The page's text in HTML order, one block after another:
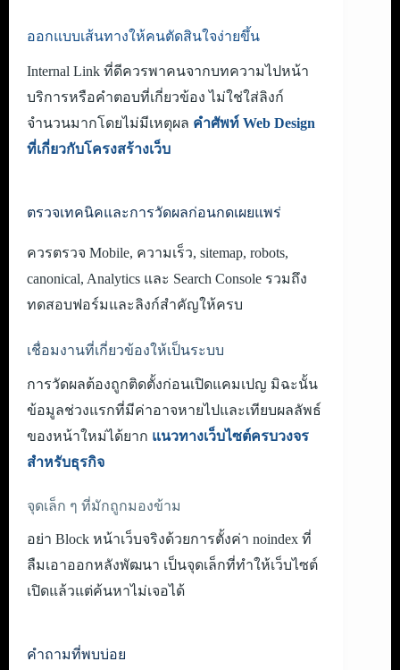
ออกแบบเส้นทางให้คนตัดสินใจง่ายขึ้น
Internal Link ที่ดีควรพาคนจากบทความไปหน้า
บริการหรือคำตอบที่เกี่ยวข้อง ไม่ใช่ใส่ลิงก์
จำนวนมากโดยไม่มีเหตุผล คำศัพท์ Web Design
ที่เกี่ยวกับโครงสร้างเว็บ
ตรวจเทคนิคและการวัดผลก่อนกดเผยแพร่
ควรตรวจ Mobile, ความเร็ว, sitemap, robots,
canonical, Analytics และ Search Console รวมถึง
ทดสอบฟอร์มและลิงก์สำคัญให้ครบ
เชื่อมงานที่เกี่ยวข้องให้เป็นระบบ
การวัดผลต้องถูกติดตั้งก่อนเปิดแคมเปญ มิฉะนั้น
ข้อมูลช่วงแรกที่มีค่าอาจหายไปและเทียบผลลัพธ์
ของหน้าใหม่ได้ยาก แนวทางเว็บไซต์ครบวงจร
สำหรับธุรกิจ
จุดเล็ก ๆ ที่มักถูกมองข้าม
อย่า Block หน้าเว็บจริงด้วยการตั้งค่า noindex ที่
ลืมเอาออกหลังพัฒนา เป็นจุดเล็กที่ทำให้เว็บไซต์
เปิดแล้วแต่ค้นหาไม่เจอได้
คำถามที่พบบ่อย